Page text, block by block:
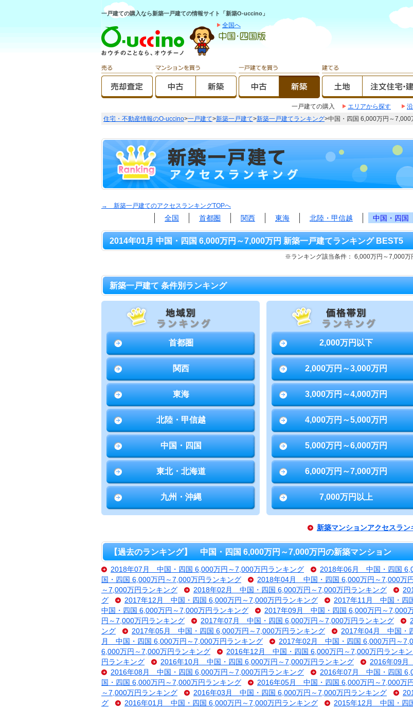
一戸建ての購入なら新築一戸建ての情報サイト「新築O-uccino」
全国へ
一戸建ての購入 エリアから探す
住宅・不動産情報のO-uccino>一戸建て>新築一戸建て>新築一戸建てランキング>中国・四国 6,000万円～
→ 新築一戸建てのアクセスランキングTOPへ
全国 首都圏 関西 東海 北陸・甲信越 中国・四国
2014年01月 中国・四国 6,000万円～7,000万円 新築一戸建てランキング BEST5
※ランキング該当条件： 6,000万円～7,000万
新築一戸建て 条件別ランキング
首都圏
関西
東海
北陸・甲信越
中国・四国
東北・北海道
九州・沖縄
2,000万円以下
2,000万円～3,000万円
3,000万円～4,000万円
4,000万円～5,000万円
5,000万円～6,000万円
6,000万円～7,000万円
7,000万円以上
新築マンションアクセスラン
【過去のランキング】 中国・四国 6,000万円～7,000万円の新築マンション
2018年07月 中国・四国 6,000万円～7,000万円ランキング 2018年06月 中国・四国
国・四国 6,000万円～7,000万円ランキング
2018年04月 中国・四国 6,000万円～7,000万
～7,000万円ランキング
2018年02月 中国・四国 6,000万円～7,000万円ランキング
グ
2017年12月 中国・四国 6,000万円～7,000万円ランキング 2017年11月 中国・四
中国・四国 6,000万円～7,000万円ランキング
2017年09月 中国・四国 6,000万円～7,000
円～7,000万円ランキング
2017年07月 中国・四国 6,000万円～7,000万円ランキング
ング
2017年05月 中国・四国 6,000万円～7,000万円ランキング 2017年04月 中国・
月 中国・四国 6,000万円～7,000万円ランキング
2017年02月 中国・四国 6,000万円～
6,000万円～7,000万円ランキング
2016年12月 中国・四国 6,000万円～7,000万円ランキ
円ランキング
2016年10月 中国・四国 6,000万円～7,000万円ランキング
2016年09月
2016年08月 中国・四国 6,000万円～7,000万円ランキング
2016年07月 中国・四国
国・四国 6,000万円～7,000万円ランキング
2016年05月 中国・四国 6,000万円～7,000万
～7,000万円ランキング
2016年03月 中国・四国 6,000万円～7,000万円ランキング
グ
2016年01月 中国・四国 6,000万円～7,000万円ランキング 2015年12月 中国・四